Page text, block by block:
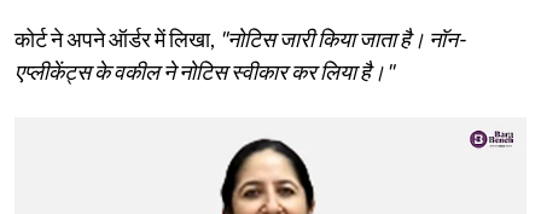
कोर्ट ने अपने ऑर्डर में लिखा, "नोटिस जारी किया जाता है। नॉन-
एप्लीकेंट्स के वकील ने नोटिस स्वीकार कर लिया है।"